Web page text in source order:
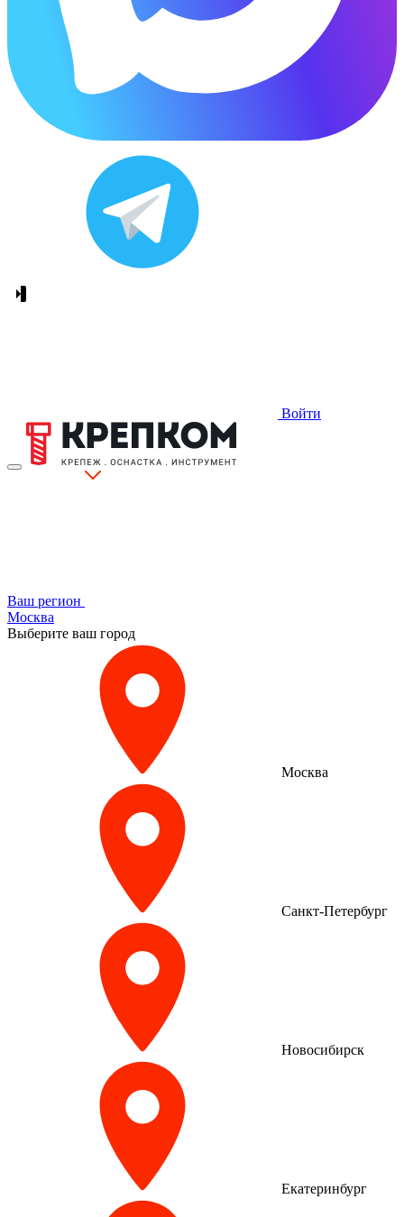
Войти
Ваш регион
Москва
Выберите ваш город
Москва
Санкт-Петербург
Новосибирск
Екатеринбург